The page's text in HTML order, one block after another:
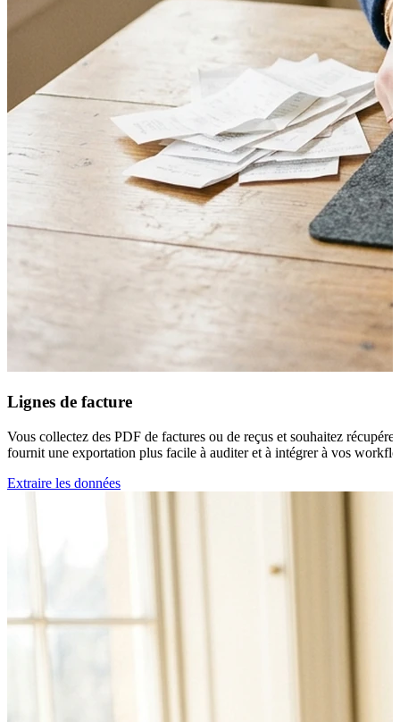
Lignes de facture
Vous collectez des PDF de factures ou de reçus et souhaitez
fournit une exportation plus facile à auditer et à intégrer à vos
Extraire les données